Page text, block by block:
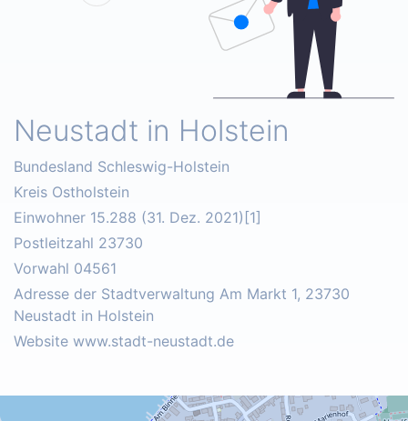
Neustadt in Holstein
Bundesland Schleswig-Holstein
Kreis Ostholstein
Einwohner 15.288 (31. Dez. 2021)[1]
Postleitzahl 23730
Vorwahl 04561
Adresse der Stadtverwaltung Am Markt 1, 23730
Neustadt in Holstein
Website www.stadt-neustadt.de